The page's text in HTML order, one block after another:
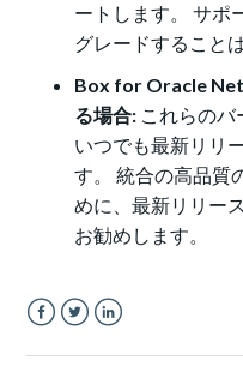
ートします。 サポ
グレードすること
Box for Oracle
る場合: これらのバ
いつでも最新リリ
す。 統合の高品質
めに、最新リリー
お勧めします。